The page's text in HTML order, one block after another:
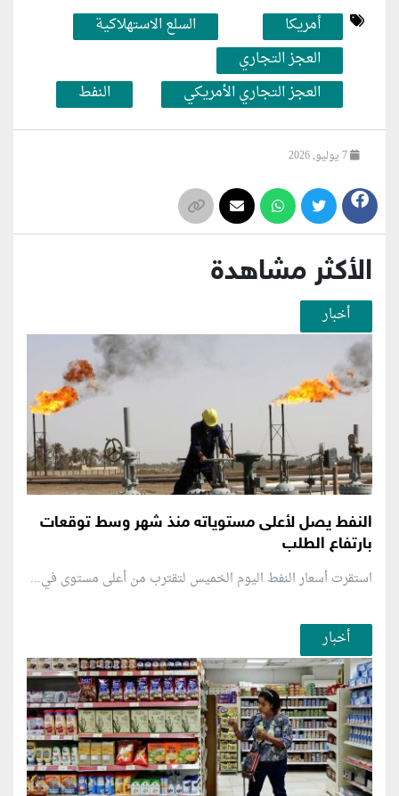
أمريكا
السلع الاستهلاكية
العجز التجاري
العجز التجاري الأمريكي
النفط
الأكثر مشاهدة
أخبار
النفط يصل لأعلى مستوياته منذ شهر وسط توقعات
بارتفاع الطلب
استقرت أسعار النفط اليوم الخميس لتقترب من أعلى مستوى في...
أخبار